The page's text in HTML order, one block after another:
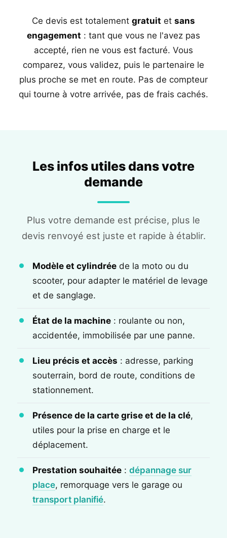
Ce devis est totalement gratuit et sans
engagement : tant que vous ne l'avez pas
accepté, rien ne vous est facturé. Vous
comparez, vous validez, puis le partenaire le
plus proche se met en route. Pas de compteur
qui tourne à votre arrivée, pas de frais cachés.
Les infos utiles dans votre
demande
Plus votre demande est précise, plus le
devis renvoyé est juste et rapide à établir.
Modèle et cylindrée de la moto ou du
scooter, pour adapter le matériel de levage
et de sanglage.
État de la machine : roulante ou non,
accidentée, immobilisée par une panne.
Lieu précis et accès : adresse, parking
souterrain, bord de route, conditions de
stationnement.
Présence de la carte grise et de la clé,
utiles pour la prise en charge et le
déplacement.
Prestation souhaitée : dépannage sur
place, remorquage vers le garage ou
transport planifié.